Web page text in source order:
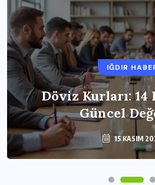
IĞDIR
Döviz Kurları: 14
Güncel
15 KASIM